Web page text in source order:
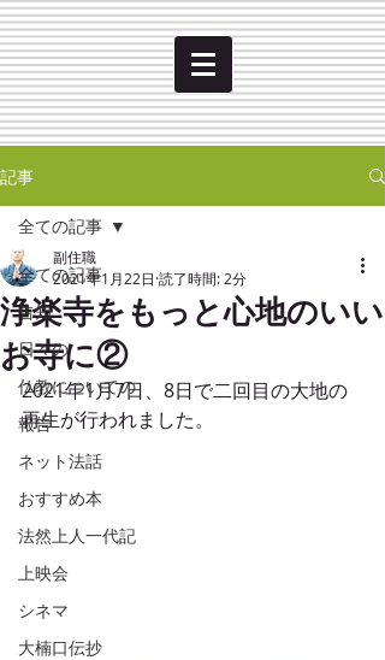
記事
全ての記事
告知
日々の
仏教についての
報告
ネット法話
おすすめ本
法然上人一代記
上映会
シネマ
大楠口伝抄
全ての記事
浄楽寺をもっと心地のいい
お寺に②
副住職
2021年1月22日 読了時間: 2分
2021年1月7日、8日で二回目の大地の
再生が行われました。